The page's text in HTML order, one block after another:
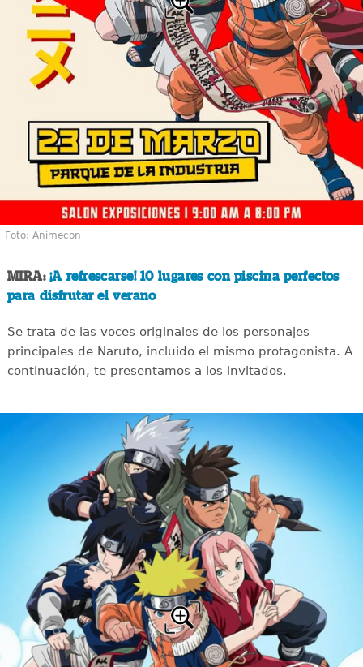
Foto: Animecon
MIRA:¡A refrescarse! 10 lugares con piscina perfectos
para disfrutar el verano
Se trata de las voces originales de los personajes
principales de Naruto, incluido el mismo protagonista. A
continuación, te presentamos a los invitados.